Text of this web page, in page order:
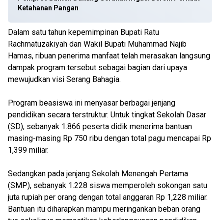
Ketahanan Pangan
Dalam satu tahun kepemimpinan Bupati Ratu
Rachmatuzakiyah dan Wakil Bupati Muhammad Najib
Hamas, ribuan penerima manfaat telah merasakan langsung
dampak program tersebut sebagai bagian dari upaya
mewujudkan visi Serang Bahagia.
Program beasiswa ini menyasar berbagai jenjang
pendidikan secara terstruktur. Untuk tingkat Sekolah Dasar
(SD), sebanyak 1.866 peserta didik menerima bantuan
masing-masing Rp 750 ribu dengan total pagu mencapai Rp
1,399 miliar.
Sedangkan pada jenjang Sekolah Menengah Pertama
(SMP), sebanyak 1.228 siswa memperoleh sokongan satu
juta rupiah per orang dengan total anggaran Rp 1,228 miliar.
Bantuan itu diharapkan mampu meringankan beban orang